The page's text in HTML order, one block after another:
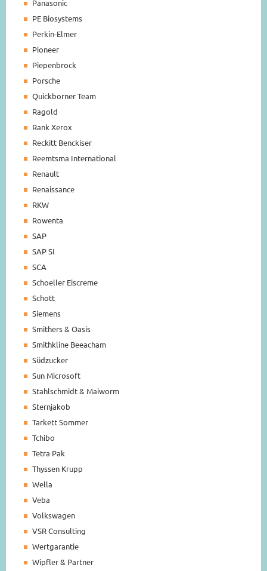
Panasonic
PE Biosystems
Perkin-Elmer
Pioneer
Piepenbrock
Porsche
Quickborner Team
Ragold
Rank Xerox
Reckitt Benckiser
Reemtsma International
Renault
Renaissance
RKW
Rowenta
SAP
SAP SI
SCA
Schoeller Eiscreme
Schott
Siemens
Smithers & Oasis
Smithkline Beeacham
Südzucker
Sun Microsoft
Stahlschmidt & Maiworm
Sternjakob
Tarkett Sommer
Tchibo
Tetra Pak
Thyssen Krupp
Wella
Veba
Volkswagen
VSR Consulting
Wertgarantie
Wipfler & Partner